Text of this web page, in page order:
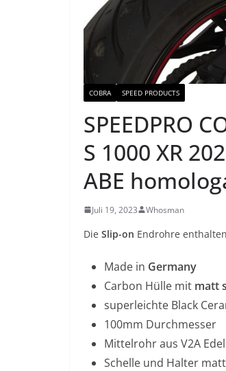
COBRA SPEED PRODUCTS
SPEEDPRO
S 1000 XR
ABE
Juli 19, 2023 Whosman
Die Slip-on Endrohre
Made in Germany
Carbon Hülle mit matt
superleichte Black
100mm Durchmesser
Mittelrohr aus V2A
Schelle und Halter